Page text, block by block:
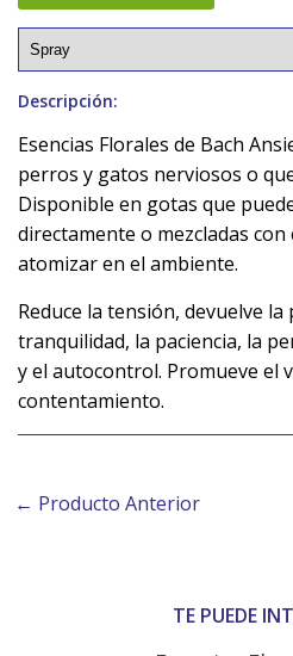
Descripción:
Esencias Florales de Bach
perros y gatos nerviosos o
Disponible en gotas que
directamente o mezcladas
atomizar en el ambiente.
Reduce la tensión, devuelve
tranquilidad, la paciencia, la
y el autocontrol. Promueve el
contentamiento.
← Producto Anterior
TE PUEDE